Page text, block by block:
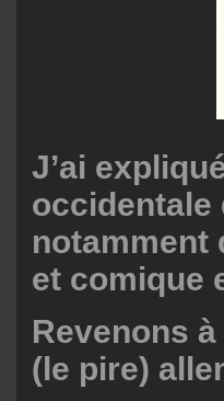
J’ai
occidentale
notamment
et comique
Revenons
(le pire)